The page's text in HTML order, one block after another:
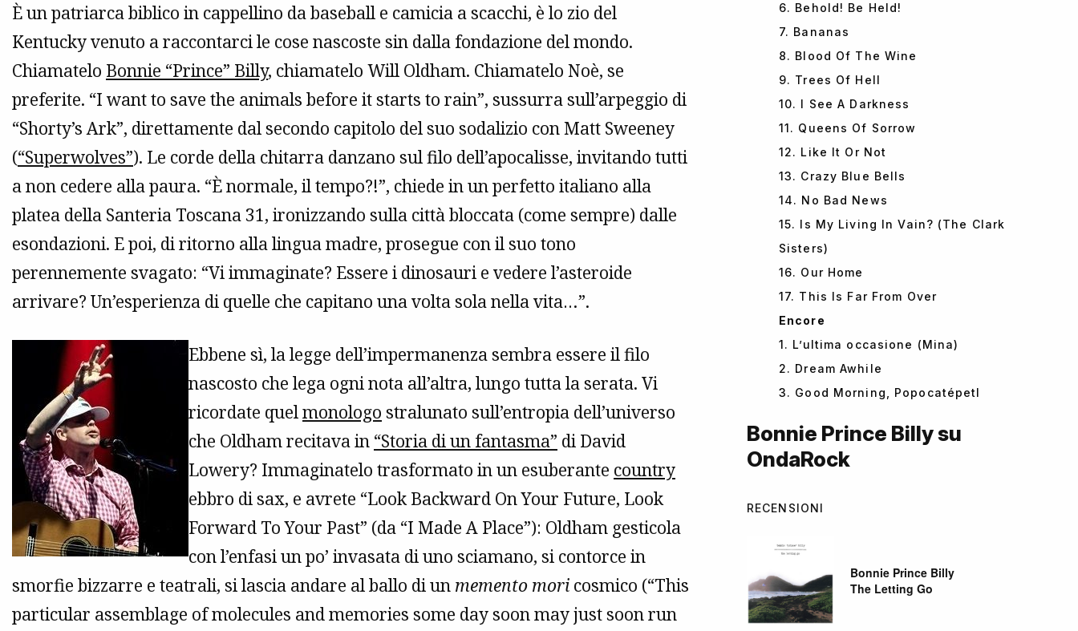
È un patriarca biblico in cappellino da baseball e camicia a scacchi, è lo zio del
Kentucky venuto a raccontarci le cose nascoste sin dalla fondazione del mondo.
Chiamatelo Bonnie “Prince” Billy, chiamatelo Will Oldham. Chiamatelo Noè, se
preferite. “I want to save the animals before it starts to rain”, sussurra sull’arpeggio di
“Shorty’s Ark”, direttamente dal secondo capitolo del suo sodalizio con Matt Sweeney
(“Superwolves”). Le corde della chitarra danzano sul filo dell’apocalisse, invitando tutti
a non cedere alla paura. “È normale, il tempo?!”, chiede in un perfetto italiano alla
platea della Santeria Toscana 31, ironizzando sulla città bloccata (come sempre) dalle
esondazioni. E poi, di ritorno alla lingua madre, prosegue con il suo tono
perennemente svagato: “Vi immaginate? Essere i dinosauri e vedere l’asteroide
arrivare? Un’esperienza di quelle che capitano una volta sola nella vita…”.
Ebbene sì, la legge dell’impermanenza sembra essere il filo
nascosto che lega ogni nota all’altra, lungo tutta la serata. Vi
ricordate quelmonologo stralunato sull’entropia dell’universo
che Oldham recitava in “Storia di un fantasma” di David
Lowery? Immaginatelo trasformato in un esuberante country
ebbro di sax, e avrete “Look Backward On Your Future, Look
Forward To Your Past” (da “I Made A Place”): Oldham gesticola
con l’enfasi un po’ invasata di uno sciamano, si contorce in
smorfie bizzarre e teatrali, si lascia andare al ballo di un memento mori cosmico (“This
particular assemblage of molecules and memories some day soon may just soon run
6. Behold! Be Held!
7. Bananas
8. Blood Of The Wine
9. Trees Of Hell
10. I See A Darkness
11. Queens Of Sorrow
12. Like It Or Not
13. Crazy Blue Bells
14. No Bad News
15. Is My Living In Vain? (The Clark
Sisters)
16. Our Home
17. This Is Far From Over
Encore
1. L’ultima occasione (Mina)
2. Dream Awhile
3. Good Morning, Popocatépetl
Bonnie Prince Billy su
OndaRock
RECENSIONI
Bonnie Prince Billy
The Letting Go